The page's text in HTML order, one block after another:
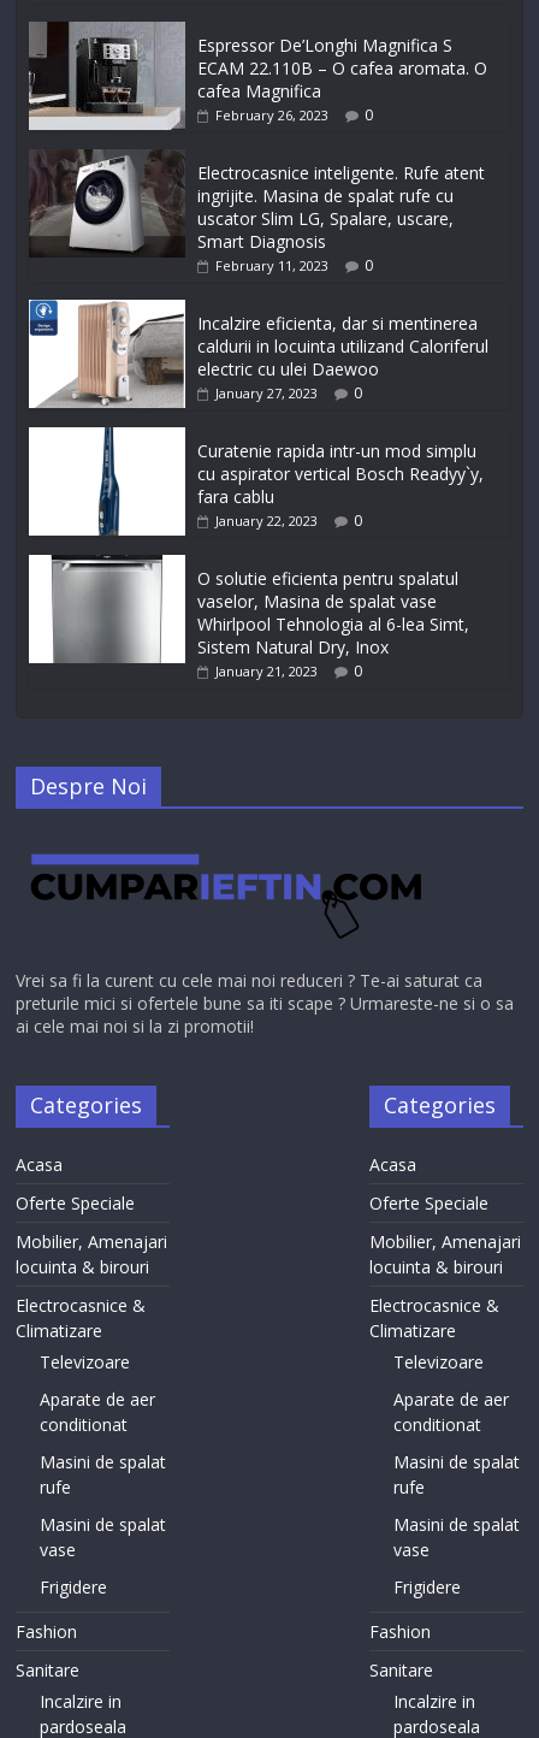
Espressor De’Longhi Magnifica S
ECAM 22.110B – O cafea aromata. O
cafea Magnifica
February 26, 2023 0
Electrocasnice inteligente. Rufe atent
ingrijite. Masina de spalat rufe cu
uscator Slim LG, Spalare, uscare,
Smart Diagnosis
February 11, 2023 0
Incalzire eficienta, dar si mentinerea
caldurii in locuinta utilizand Caloriferul
electric cu ulei Daewoo
January 27, 2023 0
Curatenie rapida intr-un mod simplu
cu aspirator vertical Bosch Readyy`y,
fara cablu
January 22, 2023 0
O solutie eficienta pentru spalatul
vaselor, Masina de spalat vase
Whirlpool Tehnologia al 6-lea Simt,
Sistem Natural Dry, Inox
January 21, 2023 0
Despre Noi
Vrei sa fi la curent cu cele mai noi reduceri ? Te-ai saturat ca
preturile mici si ofertele bune sa iti scape ? Urmareste-ne si o sa
ai cele mai noi si la zi promotii!
Categories
Acasa
Oferte Speciale
Mobilier, Amenajari
locuinta & birouri
Electrocasnice &
Climatizare
Televizoare
Aparate de aer
conditionat
Masini de spalat
rufe
Masini de spalat
vase
Frigidere
Fashion
Sanitare
Incalzire in
pardoseala
Categories
Acasa
Oferte Speciale
Mobilier, Amenajari
locuinta & birouri
Electrocasnice &
Climatizare
Televizoare
Aparate de aer
conditionat
Masini de spalat
rufe
Masini de spalat
vase
Frigidere
Fashion
Sanitare
Incalzire in
pardoseala